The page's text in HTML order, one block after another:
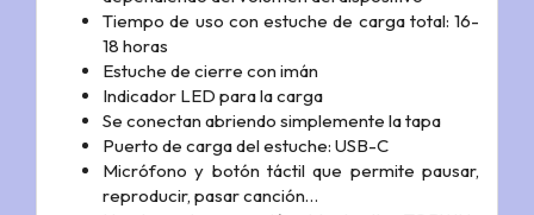
Tiempo de uso con estuche de carga total: 16-
18 horas
Estuche de cierre con imán
Indicador LED para la carga
Se conectan abriendo simplemente la tapa
Puerto de carga del estuche: USB-C
Micrófono y botón táctil que permite pausar,
reproducir, pasar canción…